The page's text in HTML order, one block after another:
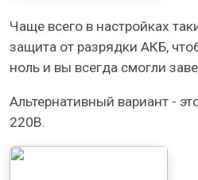
Чаще всего в настройках
защита от разрядки АКБ,
ноль и вы всегда смогли
Альтернативный вариант -
220В.